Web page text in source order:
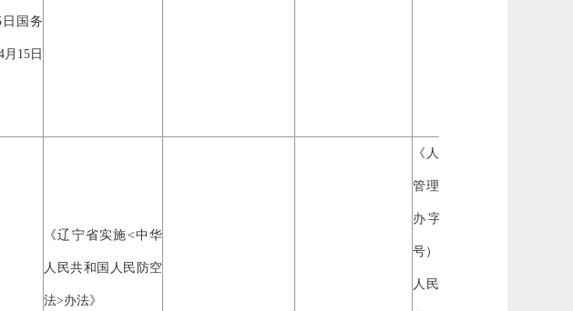
日国务
月15日
《辽宁省实施<中华
人民共和国人民防空
法>办法》
《人民防空工程维护
管理办法》（国人防
办字〔2001〕第210
号）
人民政府关于取消调